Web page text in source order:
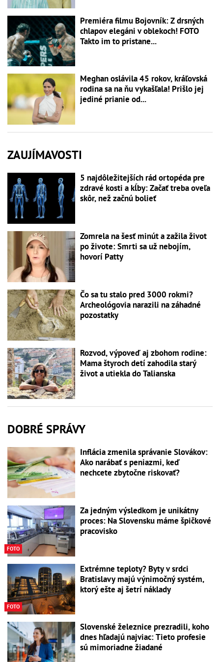
Premiéra filmu Bojovník: Z drsných
chlapov elegáni v oblekoch! FOTO
Takto im to pristane...
Meghan oslávila 45 rokov, kráľovská
rodina sa na ňu vykašľala! Prišlo jej
jediné prianie od...
ZAUJÍMAVOSTI
5 najdôležitejších rád ortopéda pre
zdravé kosti a kĺby: Začať treba oveľa
skôr, než začnú bolieť
Zomrela na šesť minút a zažila život
po živote: Smrti sa už nebojím,
hovorí Patty
Čo sa tu stalo pred 3000 rokmi?
Archeológovia narazili na záhadné
pozostatky
Rozvod, výpoveď aj zbohom rodine:
Mama štyroch detí zahodila starý
život a utiekla do Talianska
DOBRÉ SPRÁVY
Inflácia zmenila správanie Slovákov:
Ako narábať s peniazmi, keď
nechcete zbytočne riskovať?
FOTO
Za jedným výsledkom je unikátny
proces: Na Slovensku máme špičkové
pracovisko
FOTO
Extrémne teploty? Byty v srdci
Bratislavy majú výnimočný systém,
ktorý ešte aj šetrí náklady
Slovenské železnice prezradili, koho
dnes hľadajú najviac: Tieto profesie
sú mimoriadne žiadané